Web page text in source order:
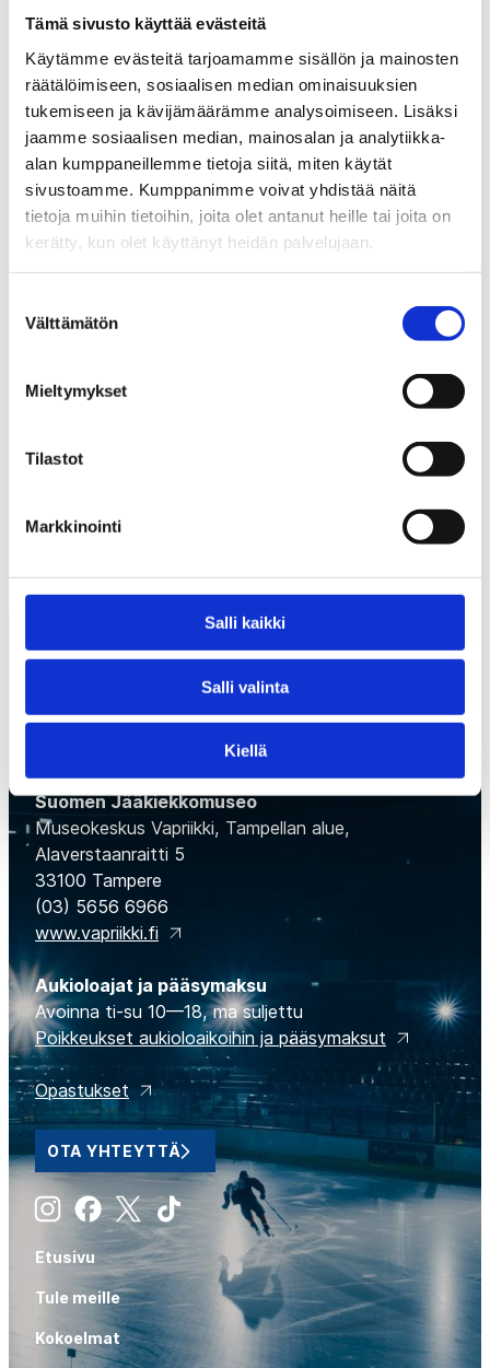
Tämä sivusto käyttää evästeitä
Käytämme evästeitä tarjoamamme sisällön ja mainosten
räätälöimiseen, sosiaalisen median ominaisuuksien
tukemiseen ja kävijämäärämme analysoimiseen. Lisäksi
jaamme sosiaalisen median, mainosalan ja analytiikka-
alan kumppaneillemme tietoja siitä, miten käytät
sivustoamme. Kumppanimme voivat yhdistää näitä
tietoja muihin tietoihin, joita olet antanut heille tai joita on
kerätty, kun olet käyttänyt heidän palvelujaan.
valinta
Välttämätön
Mieltymykset
Tilastot
Markkinointi
Salli kaikki
Salli valinta
Kiellä
Kesällä 1987 Pentti Matikainen nimettiin myös
Suomen maajoukkueen päävalmentajaksi. Heti
ensimmäisessä arvoturnauksessaan Calgaryssa
1988 hän johti Leijonat sensaatiomaisesti
olympiahopealle. Vuonna 1991 Suomi sijoittui
Kanada-cupissa ensi kerran kolmen parhaan
joukkoon, ja keväällä 1992 Prahassa oli
leijonahistorian ensimmäisen MM-mitalin vuoro,
värinä jälleen hopea.
Matikaisen päävalmentajan ura päättyi Saksan
liigavalmentajana Saksassa sekä HPK:ssa ja
toimitusjohtajaksi, mitä tointa hän hoiti vuodet
2001–08.
Suomen Jääkiekkomuseo
Museokeskus Vapriikki, Tampellan alue,
Alaverstaanraitti 5
33100 Tampere
(03) 5656 6966
www.vapriikki.fi
Aukioloajat ja pääsymaksu
Avoinna ti-su 10—18, ma suljettu
Poikkeukset aukioloaikoihin ja pääsymaksut
Opastukset
OTA YHTEYTTÄ
InstagramFacebook
X Tiktok
Etusivu
Tule meille
Kokoelmat